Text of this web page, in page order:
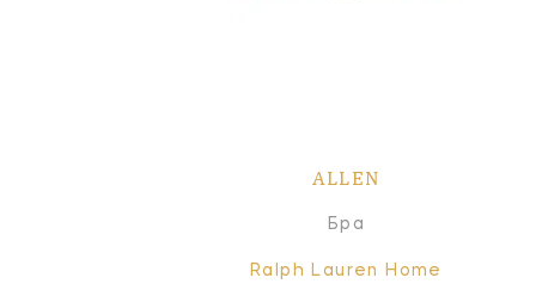
ALLEN
Бра
Ralph Lauren Home